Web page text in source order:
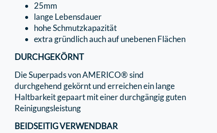
25mm
lange Lebensdauer
hohe Schmutzkapazität
extra gründlich auch auf unebenen Flächen
DURCHGEKÖRNT
Die Superpads von AMERICO® sind
durchgehend gekörnt und erreichen ein lange
Haltbarkeit gepaart mit einer durchgängig guten
Reinigungsleistung
BEIDSEITIG VERWENDBAR